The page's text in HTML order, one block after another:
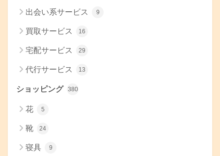
出会い系サービス 9
買取サービス 16
宅配サービス 29
代行サービス 13
ショッピング 380
花 5
靴 24
寝具 9